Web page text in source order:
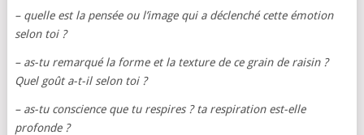
– quelle est la pensée ou l’image qui a déclenché cette émotion
selon toi ?
– as-tu remarqué la forme et la texture de ce grain de raisin ?
Quel goût a-t-il selon toi ?
– as-tu conscience que tu respires ? ta respiration est-elle
profonde ?